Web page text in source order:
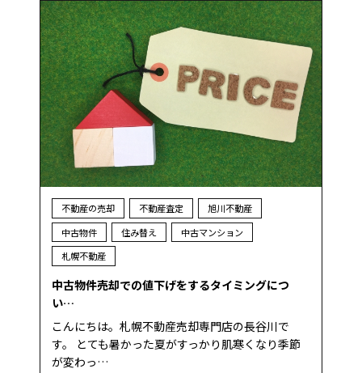
不動産の売却 不動産査定
旭川不動産
中古物件
住み替え
中古マンション
札幌不動産
中古物件売却での値下げをするタイミングにつ
い…
こんにちは。札幌不動産売却専門店の長谷川で
す。 とても暑かった夏がすっかり肌寒くなり季節
が変わっ…